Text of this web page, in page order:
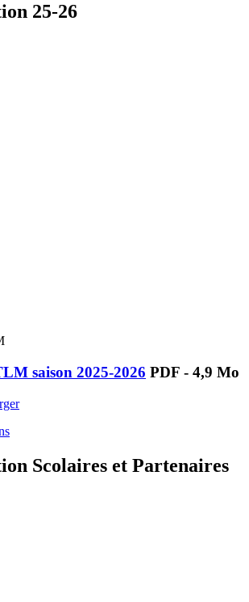
25-26
saison 2025-2026 PDF - 4,9 Mo
Scolaires et Partenaires